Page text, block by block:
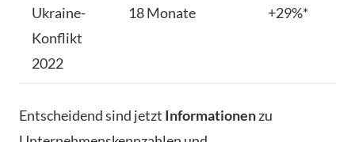
Ukraine-
Konflikt
2022
18 Monate +29%*
Entscheidend sind jetzt Informationenzu